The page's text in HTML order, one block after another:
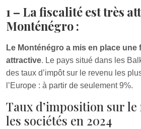
1 – La fiscalité est très
Monténégro :
Le Monténégro a mis en place une
attractive. Le pays situé dans les
des taux d’impôt sur le revenu les
l’Europe : à partir de seulement 9%.
Taux d’imposition sur
les sociétés en 2024